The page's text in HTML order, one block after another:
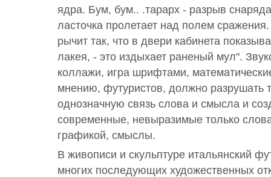
ядра. Бум, бум.. .тарарх - разрыв
ласточка пролетает над полем
рычит так, что в двери кабинета
лакея, - это издыхает раненый мул".
коллажи, игра шрифтами,
мнению, футуристов, должно разрушать
однозначную связь слова и смысла и
современные, невыразимые только
графикой, смыслы.
В живописи и скульптуре итальянский
многих последующих художественных